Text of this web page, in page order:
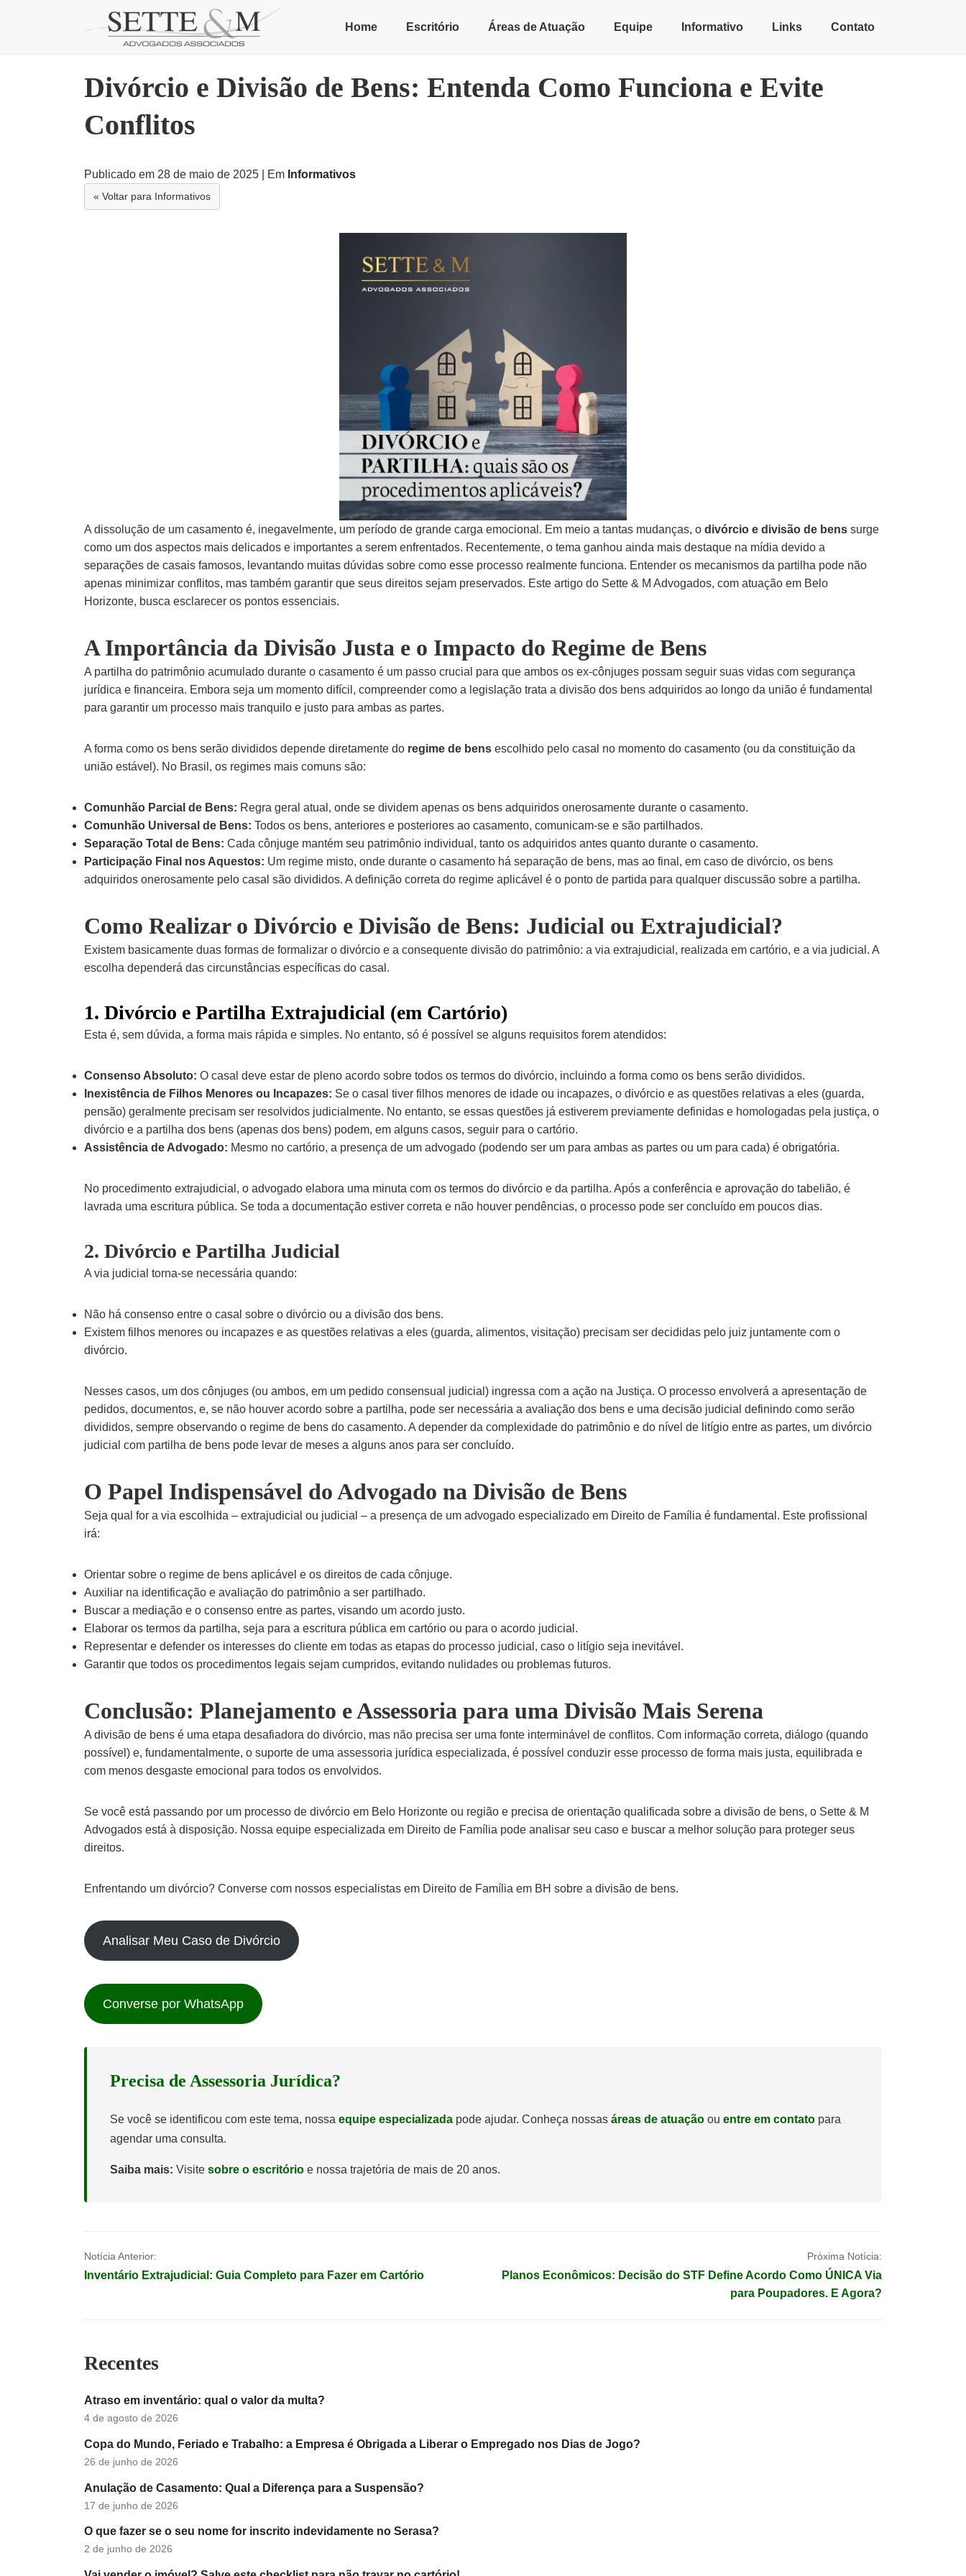
Home Escritório Áreas de Atuação Equipe Informativo Links Contato
Divórcio e Divisão de Bens: Entenda Como Funciona e Evite
Conflitos
Publicado em 28 de maio de 2025 | Em Informativos
« Voltar para Informativos
A dissolução de um casamento é, inegavelmente, um período de grande carga emocional. Em meio a tantas mudanças, o divórcio e divisão de bens surge
como um dos aspectos mais delicados e importantes a serem enfrentados. Recentemente, o tema ganhou ainda mais destaque na mídia devido a
separações de casais famosos, levantando muitas dúvidas sobre como esse processo realmente funciona. Entender os mecanismos da partilha pode não
apenas minimizar conflitos, mas também garantir que seus direitos sejam preservados. Este artigo do Sette & M Advogados, com atuação em Belo
Horizonte, busca esclarecer os pontos essenciais.
A Importância da Divisão Justa e o Impacto do Regime de Bens
A partilha do patrimônio acumulado durante o casamento é um passo crucial para que ambos os ex-cônjuges possam seguir suas vidas com segurança
jurídica e financeira. Embora seja um momento difícil, compreender como a legislação trata a divisão dos bens adquiridos ao longo da união é fundamental
para garantir um processo mais tranquilo e justo para ambas as partes.
A forma como os bens serão divididos depende diretamente do regime de bens escolhido pelo casal no momento do casamento (ou da constituição da
união estável). No Brasil, os regimes mais comuns são:
Comunhão Parcial de Bens: Regra geral atual, onde se dividem apenas os bens adquiridos onerosamente durante o casamento.
Comunhão Universal de Bens: Todos os bens, anteriores e posteriores ao casamento, comunicam-se e são partilhados.
Separação Total de Bens: Cada cônjuge mantém seu patrimônio individual, tanto os adquiridos antes quanto durante o casamento.
Participação Final nos Aquestos: Um regime misto, onde durante o casamento há separação de bens, mas ao final, em caso de divórcio, os bens
adquiridos onerosamente pelo casal são divididos. A definição correta do regime aplicável é o ponto de partida para qualquer discussão sobre a partilha.
Como Realizar o Divórcio e Divisão de Bens: Judicial ou Extrajudicial?
Existem basicamente duas formas de formalizar o divórcio e a consequente divisão do patrimônio: a via extrajudicial, realizada em cartório, e a via judicial. A
escolha dependerá das circunstâncias específicas do casal.
1. Divórcio e Partilha Extrajudicial (em Cartório)
Esta é, sem dúvida, a forma mais rápida e simples. No entanto, só é possível se alguns requisitos forem atendidos:
Consenso Absoluto: O casal deve estar de pleno acordo sobre todos os termos do divórcio, incluindo a forma como os bens serão divididos.
Inexistência de Filhos Menores ou Incapazes: Se o casal tiver filhos menores de idade ou incapazes, o divórcio e as questões relativas a eles (guarda,
pensão) geralmente precisam ser resolvidos judicialmente. No entanto, se essas questões já estiverem previamente definidas e homologadas pela justiça, o
divórcio e a partilha dos bens (apenas dos bens) podem, em alguns casos, seguir para o cartório.
Assistência de Advogado: Mesmo no cartório, a presença de um advogado (podendo ser um para ambas as partes ou um para cada) é obrigatória.
No procedimento extrajudicial, o advogado elabora uma minuta com os termos do divórcio e da partilha. Após a conferência e aprovação do tabelião, é
lavrada uma escritura pública. Se toda a documentação estiver correta e não houver pendências, o processo pode ser concluído em poucos dias.
2. Divórcio e Partilha Judicial
A via judicial torna-se necessária quando:
Não há consenso entre o casal sobre o divórcio ou a divisão dos bens.
Existem filhos menores ou incapazes e as questões relativas a eles (guarda, alimentos, visitação) precisam ser decididas pelo juiz juntamente com o
divórcio.
Nesses casos, um dos cônjuges (ou ambos, em um pedido consensual judicial) ingressa com a ação na Justiça. O processo envolverá a apresentação de
pedidos, documentos, e, se não houver acordo sobre a partilha, pode ser necessária a avaliação dos bens e uma decisão judicial definindo como serão
divididos, sempre observando o regime de bens do casamento. A depender da complexidade do patrimônio e do nível de litígio entre as partes, um divórcio
judicial com partilha de bens pode levar de meses a alguns anos para ser concluído.
O Papel Indispensável do Advogado na Divisão de Bens
Seja qual for a via escolhida – extrajudicial ou judicial – a presença de um advogado especializado em Direito de Família é fundamental. Este profissional
irá:
Orientar sobre o regime de bens aplicável e os direitos de cada cônjuge.
Auxiliar na identificação e avaliação do patrimônio a ser partilhado.
Buscar a mediação e o consenso entre as partes, visando um acordo justo.
Elaborar os termos da partilha, seja para a escritura pública em cartório ou para o acordo judicial.
Representar e defender os interesses do cliente em todas as etapas do processo judicial, caso o litígio seja inevitável.
Garantir que todos os procedimentos legais sejam cumpridos, evitando nulidades ou problemas futuros.
Conclusão: Planejamento e Assessoria para uma Divisão Mais Serena
A divisão de bens é uma etapa desafiadora do divórcio, mas não precisa ser uma fonte interminável de conflitos. Com informação correta, diálogo (quando
possível) e, fundamentalmente, o suporte de uma assessoria jurídica especializada, é possível conduzir esse processo de forma mais justa, equilibrada e
com menos desgaste emocional para todos os envolvidos.
Se você está passando por um processo de divórcio em Belo Horizonte ou região e precisa de orientação qualificada sobre a divisão de bens, o Sette & M
Advogados está à disposição. Nossa equipe especializada em Direito de Família pode analisar seu caso e buscar a melhor solução para proteger seus
direitos.
Enfrentando um divórcio? Converse com nossos especialistas em Direito de Família em BH sobre a divisão de bens.
Analisar Meu Caso de Divórcio
Converse por WhatsApp
Precisa de Assessoria Jurídica?
Se você se identificou com este tema, nossa equipe especializada pode ajudar. Conheça nossas áreas de atuação ou entre em contato para
agendar uma consulta.
Saiba mais: Visite sobre o escritório e nossa trajetória de mais de 20 anos.
Navegação
Notícia Anterior:
Inventário Extrajudicial: Guia Completo para Fazer em Cartório
Próxima Notícia:
Planos Econômicos: Decisão do STF Define Acordo Como ÚNICA Via
para Poupadores. E Agora?
Recentes
Atraso em inventário: qual o valor da multa?
4 de agosto de 2026
Copa do Mundo, Feriado e Trabalho: a Empresa é Obrigada a Liberar o Empregado nos Dias de Jogo?
26 de junho de 2026
Anulação de Casamento: Qual a Diferença para a Suspensão?
17 de junho de 2026
O que fazer se o seu nome for inscrito indevidamente no Serasa?
2 de junho de 2026